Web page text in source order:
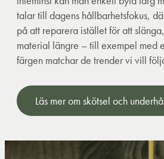
talar till dagens hållbarhetsfokus,
på att reparera istället för att
material längre – till exempel med
färgen matchar de trender vi vill
Läs mer om skötsel och